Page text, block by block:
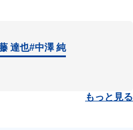
達也#中澤 純
もっと見る